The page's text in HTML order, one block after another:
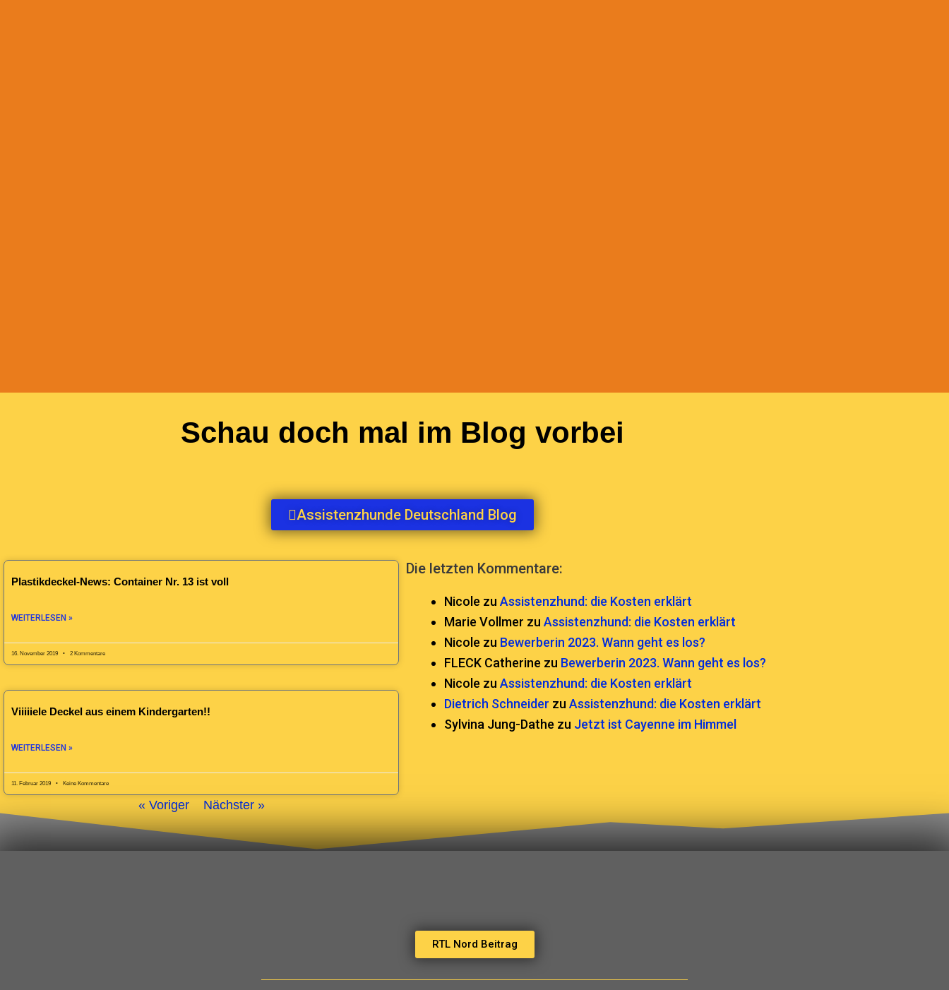
Schau doch mal im Blog vorbei
Assistenzhunde Deutschland Blog
Plastikdeckel-News: Container Nr. 13 ist voll
WEITERLESEN »
16. November 2019 2 Kommentare
Viiiiiele Deckel aus einem Kindergarten!!
WEITERLESEN »
11. Februar 2019 Keine Kommentare
« Voriger Nächster »
Die letzten Kommentare:
Nicole zu Assistenzhund: die Kosten erklärt
Marie Vollmer zu Assistenzhund: die Kosten erklärt
Nicole zu Bewerberin 2023. Wann geht es los?
FLECK Catherine zu Bewerberin 2023. Wann geht es los?
Nicole zu Assistenzhund: die Kosten erklärt
Dietrich Schneider zu Assistenzhund: die Kosten erklärt
Sylvina Jung-Dathe zu Jetzt ist Cayenne im Himmel
RTL Nord Beitrag